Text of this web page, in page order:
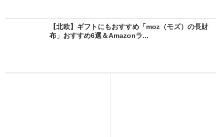
【北欧】ギフトにもおすすめ「moz（モズ）の長財
布」おすすめ6選＆Amazonラ...